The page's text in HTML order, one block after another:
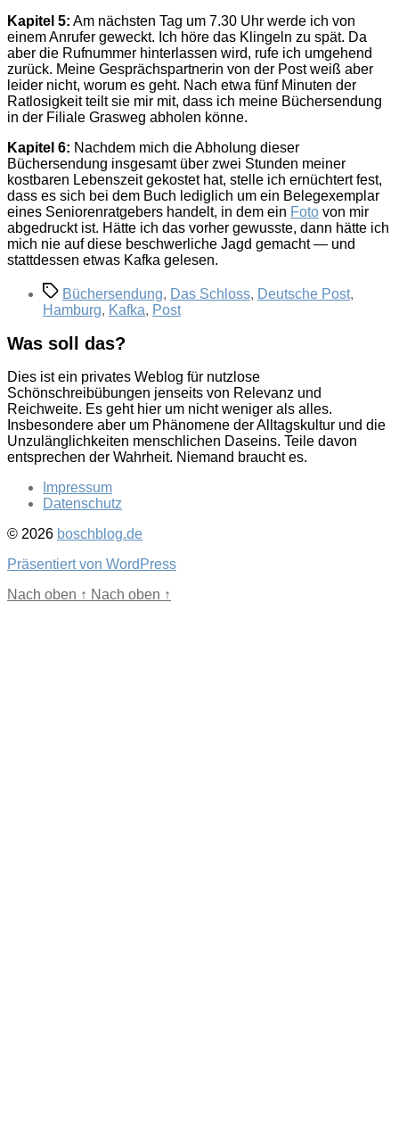
Kapitel 5: Am nächsten Tag um 7.30 Uhr werde ich von
einem Anrufer geweckt. Ich höre das Klingeln zu spät. Da
aber die Rufnummer hinterlassen wird, rufe ich umgehend
zurück. Meine Gesprächspartnerin von der Post weiß aber
leider nicht, worum es geht. Nach etwa fünf Minuten der
Ratlosigkeit teilt sie mir mit, dass ich meine Büchersendung
in der Filiale Grasweg abholen könne.
Kapitel 6: Nachdem mich die Abholung dieser
Büchersendung insgesamt über zwei Stunden meiner
kostbaren Lebenszeit gekostet hat, stelle ich ernüchtert fest,
dass es sich bei dem Buch lediglich um ein Belegexemplar
eines Seniorenratgebers handelt, in dem ein Foto von mir
abgedruckt ist. Hätte ich das vorher gewusste, dann hätte ich
mich nie auf diese beschwerliche Jagd gemacht — und
stattdessen etwas Kafka gelesen.
Schlagwörter
Büchersendung, Das Schloss, Deutsche Post,
Hamburg, Kafka, Post
Was soll das?
Dies ist ein privates Weblog für nutzlose
Schönschreibübungen jenseits von Relevanz und
Reichweite. Es geht hier um nicht weniger als alles.
Insbesondere aber um Phänomene der Alltagskultur und die
Unzulänglichkeiten menschlichen Daseins. Teile davon
entsprechen der Wahrheit. Niemand braucht es.
Impressum
Datenschutz
© 2026 boschblog.de
Präsentiert von WordPress
Nach oben ↑ Nach oben ↑